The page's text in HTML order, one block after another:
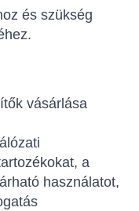
és szükség
vásárlása
a
használatot,